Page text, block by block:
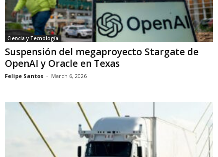
Ciencia y Tecnología
Suspensión del megaproyecto Stargate de
OpenAI y Oracle en Texas
Felipe Santos - March 6, 2026